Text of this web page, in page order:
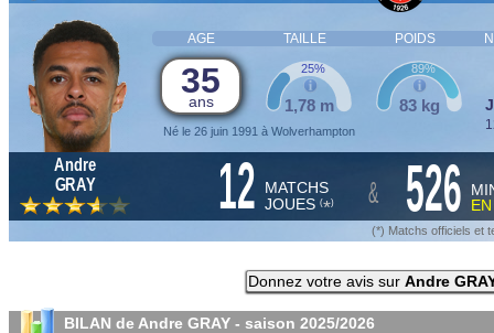
AGE TAILLE POIDS
35
ans
Né le 26 juin 1991 à Wolverhampton
1,78 m
25%
83 kg
89%
Andre
GRAY
12 MATCHS
JOUES (*) & 526
(*) Matchs officiels et
Donnez votre avis sur Andre
BILAN de Andre GRAY - saison 2025/2026